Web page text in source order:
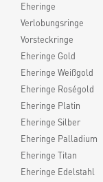
Eheringe
Verlobungsringe
Vorsteckringe
Eheringe Gold
Eheringe Weißgold
Eheringe Roségold
Eheringe Platin
Eheringe Silber
Eheringe Palladium
Eheringe Titan
Eheringe Edelstahl